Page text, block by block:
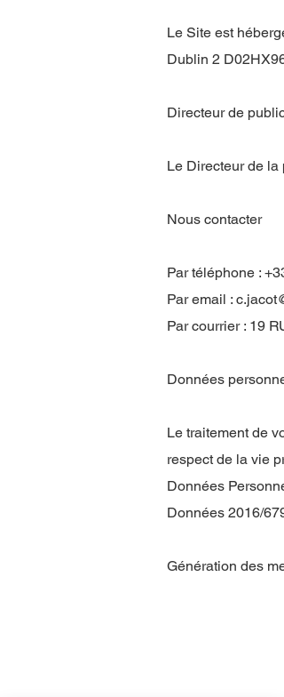
Le Site est
Dublin 2
Directeur de
Le Directeur de
Nous contacter
Par téléphone :
Par email :
Par courrier : 19
Données
Le traitement de
respect de la vie
Données
Données 2016/
Génération des